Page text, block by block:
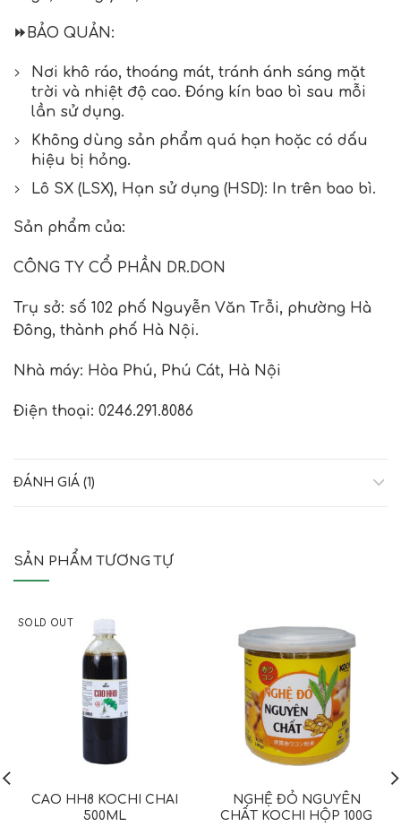
⏩BẢO QUẢN:
Nơi khô ráo, thoáng mát, tránh ánh sáng mặt
trời và nhiệt độ cao. Đóng kín bao bì sau mỗi
lần sử dụng.
Không dùng sản phẩm quá hạn hoặc có dấu
hiệu bị hỏng.
Lô SX (LSX), Hạn sử dụng (HSD): In trên bao bì.
Sản phẩm của:
CÔNG TY CỔ PHẦN DR.DON
Trụ sở: số 102 phố Nguyễn Văn Trỗi, phường Hà
Đông, thành phố Hà Nội.
Nhà máy: Hòa Phú, Phú Cát, Hà Nội
Điện thoại: 0246.291.8086
ĐÁNH GIÁ (1)
SẢN PHẨM TƯƠNG TỰ
SOLD OUT
CAO HH8 KOCHI CHAI
500ML
NGHỆ ĐỎ NGUYÊN
CHẤT KOCHI HỘP 100G